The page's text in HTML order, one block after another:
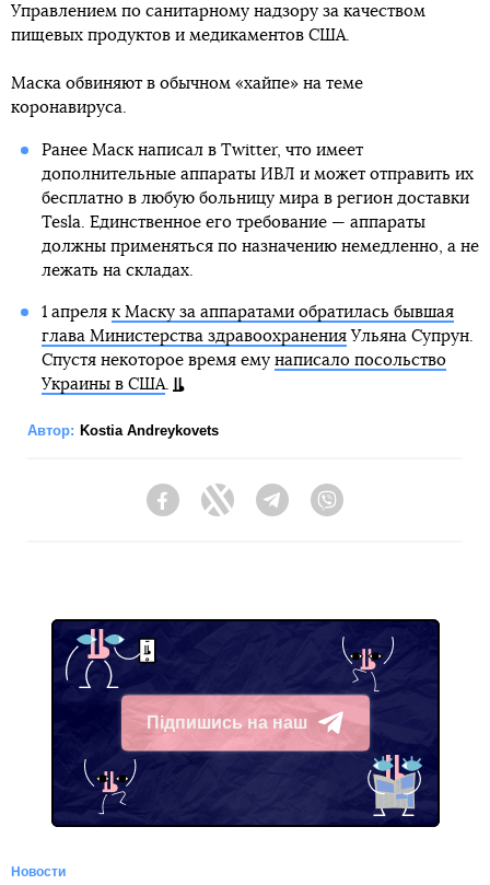
Управлением по санитарному надзору за качеством
пищевых продуктов и медикаментов США.
Маска обвиняют в обычном «хайпе» на теме
коронавируса.
Ранее Маск написал в Twitter, что имеет
дополнительные аппараты ИВЛ и может отправить их
бесплатно в любую больницу мира в регион доставки
Tesla. Единственное его требование — аппараты
должны применяться по назначению немедленно, а не
лежать на складах.
1 апреля к Маску за аппаратами обратилась бывшая
глава Министерства здравоохраненияУльяна Супрун.
Спустя некоторое время ему написало посольство
Украины в США.
Автор: Kostia Andreykovets
FacebookTwitter Telegram
Підпишись на наш
Telegram
Новости